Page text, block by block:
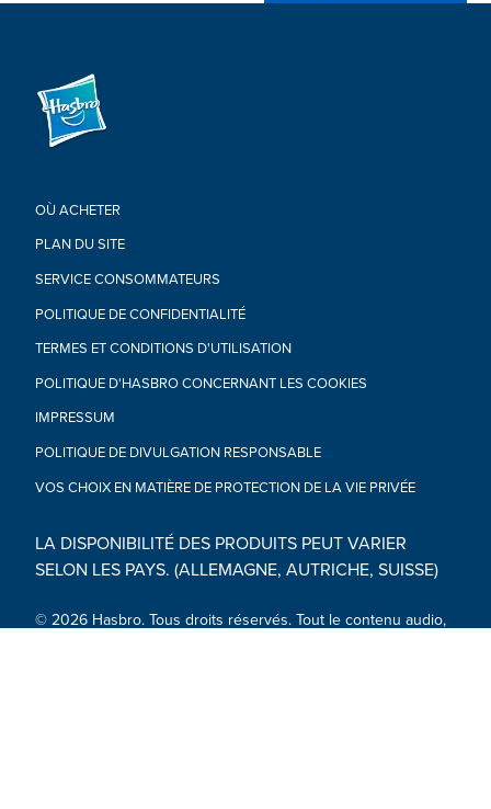
OÙ ACHETER
PLAN DU SITE
SERVICE CONSOMMATEURS
POLITIQUE DE CONFIDENTIALITÉ
TERMES ET CONDITIONS D'UTILISATION
POLITIQUE D'HASBRO CONCERNANT LES COOKIES
IMPRESSUM
POLITIQUE DE DIVULGATION RESPONSABLE
VOS CHOIX EN MATIÈRE DE PROTECTION DE LA VIE PRIVÉE
LA DISPONIBILITÉ DES PRODUITS PEUT VARIER
SELON LES PAYS. (ALLEMAGNE, AUTRICHE, SUISSE)
© 2026 Hasbro. Tous droits réservés. Tout le contenu audio,